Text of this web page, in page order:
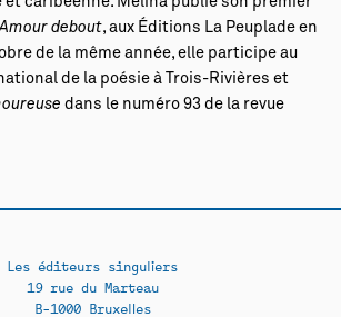
Amour debout, aux Éditions La Peuplade en
de la même année, elle participe au
de la poésie à Trois-Rivières et
dans le numéro 93 de la revue
Les éditeurs singuliers
19 rue du Marteau
B-1000 Bruxelles